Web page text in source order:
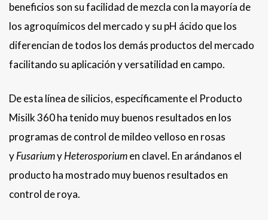
beneficios son su facilidad de mezcla con la mayoría de
los agroquímicos del mercado y su pH ácido que los
diferencian de todos los demás productos del mercado
facilitando su aplicación y versatilidad en campo.
De esta línea de silicios, específicamente el Producto
Misilk 360 ha tenido muy buenos resultados en los
programas de control de mildeo velloso en rosas
yFusariumyHeterosporiumen clavel. En arándanos el
producto ha mostrado muy buenos resultados en
control de roya.